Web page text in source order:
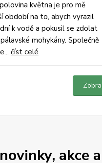
května je pro mě
období na to, abych vyrazil
k vodě a pokusil se zdolat
mohykány. Společně
číst celé
akce